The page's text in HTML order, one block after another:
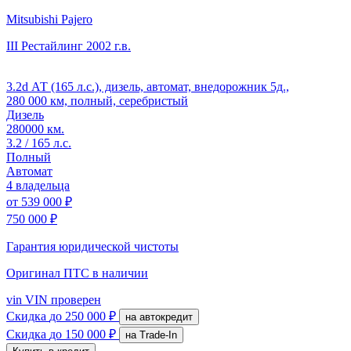
Mitsubishi Pajero
III Рестайлинг 2002 г.в.
3.2d АТ (165 л.с.), дизель, автомат, внедорожник 5д.,
280 000 км, полный, серебристый
Дизель
280000 км.
3.2 / 165 л.с.
Полный
Автомат
4 владельца
от 539 000 ₽
750 000 ₽
Гарантия юридической чистоты
Оригинал ПТС в наличии
vin VIN проверен
Скидка до 250 000 ₽ на автокредит
Скидка до 150 000 ₽
на Trade-In